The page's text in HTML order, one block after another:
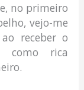
no primeiro
vejo-me
receber o
como rica